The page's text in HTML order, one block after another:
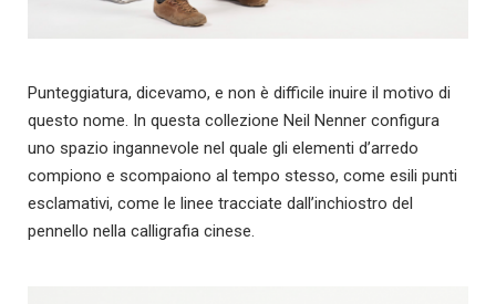
Punteggiatura, dicevamo, e non è difficile inuire il motivo di
questo nome. In questa collezione Neil Nenner configura
uno spazio ingannevole nel quale gli elementi d’arredo
compiono e scompaiono al tempo stesso, come esili punti
esclamativi, come le linee tracciate dall’inchiostro del
pennello nella calligrafia cinese.